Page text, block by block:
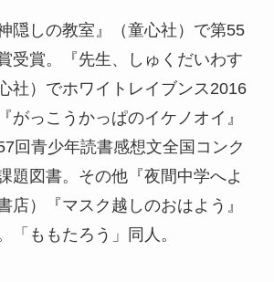
隠しの教室』（童心社）で第55
受賞。『先生、しゅくだいわす
社）でホワイトレイブンス2016
がっこうかっぱのイケノオイ』
回青少年読書感想文全国コンク
題図書。その他『夜間中学へよ
店）『マスク越しのおはよう』
「ももたろう」同人。